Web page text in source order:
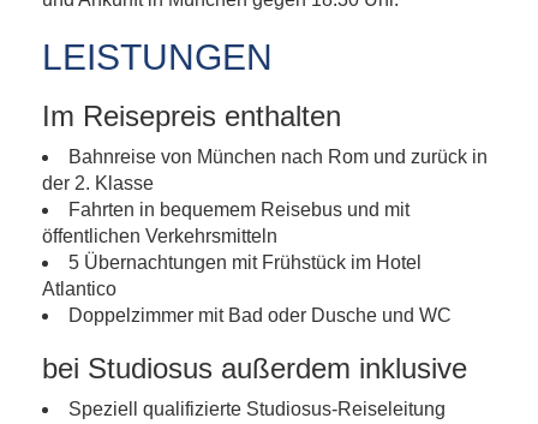
LEISTUNGEN
Im Reisepreis enthalten
Bahnreise von München nach Rom und zurück in
der 2. Klasse
Fahrten in bequemem Reisebus und mit
öffentlichen Verkehrsmitteln
5 Übernachtungen mit Frühstück im Hotel
Atlantico
Doppelzimmer mit Bad oder Dusche und WC
bei Studiosus außerdem inklusive
Speziell qualifizierte Studiosus-Reiseleitung